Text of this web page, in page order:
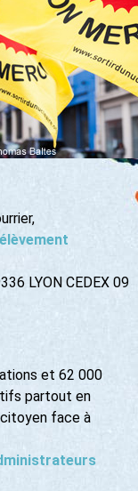
LYON CEDEX 09
et 62 000
partout en
face à